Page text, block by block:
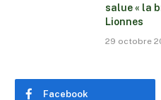
salue « la
Lionnes
29 octobre
Facebook